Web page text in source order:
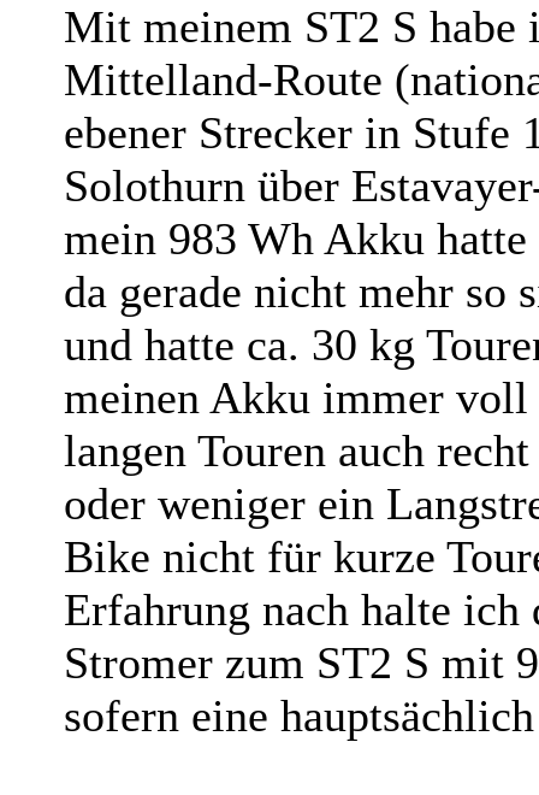
Mit meinem ST2 S
Mittelland-Route
ebener Strecker in Stufe
Solothurn über
mein 983 Wh Akku
da gerade nicht mehr so
und hatte ca. 30 kg
meinen Akku immer
langen Touren auch
oder weniger ein
Bike nicht für kurze
Erfahrung nach halte ich
Stromer zum ST2 S mit
sofern eine